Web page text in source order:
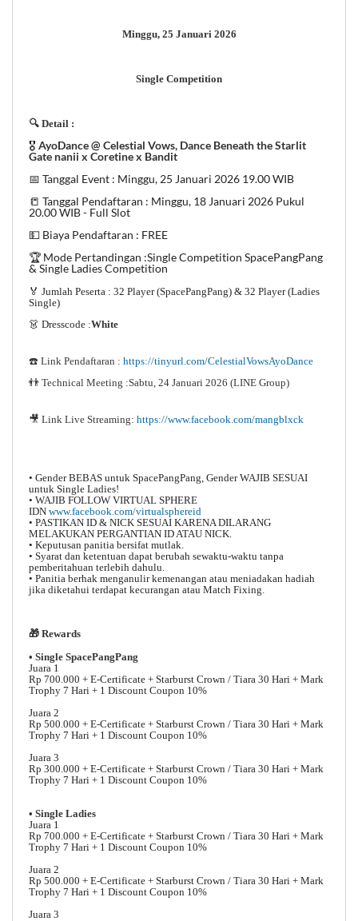
Minggu, 25 Januari 2026
Single Competition
🔍 Detail :
🎖️ AyoDance @ Celestial Vows, Dance Beneath the Starlit
Gate nanii x Coretine x Bandit
📅 Tanggal Event : Minggu, 25 Januari 2026 19.00 WIB
📒 Tanggal Pendaftaran : Minggu, 18 Januari 2026 Pukul
20.00 WIB - Full Slot
💵 Biaya Pendaftaran : FREE
🏆 Mode Pertandingan :Single Competition SpacePangPang
& Single Ladies Competition
🏅 Jumlah Peserta : 32 Player (SpacePangPang) & 32 Player (Ladies
Single)
👗 Dresscode :White
☎️ Link Pendaftaran : https://tinyurl.com/CelestialVowsAyoDance
👬 Technical Meeting :Sabtu, 24 Januari 2026 (LINE Group)
🎥 Link Live Streaming: https://www.facebook.com/mangblxck
• Gender BEBAS untuk SpacePangPang, Gender WAJIB SESUAI
untuk Single Ladies!
• WAJIB FOLLOW VIRTUAL SPHERE
IDN www.facebook.com/virtualsphereid
• PASTIKAN ID & NICK SESUAI KARENA DILARANG
MELAKUKAN PERGANTIAN ID ATAU NICK.
• Keputusan panitia bersifat mutlak.
• Syarat dan ketentuan dapat berubah sewaktu-waktu tanpa
pemberitahuan terlebih dahulu.
• Panitia berhak menganulir kemenangan atau meniadakan hadiah
jika diketahui terdapat kecurangan atau Match Fixing.
🎁 Rewards
• Single SpacePangPang
Juara 1
Rp 700.000 + E-Certificate + Starburst Crown / Tiara 30 Hari + Mark
Trophy 7 Hari + 1 Discount Coupon 10%
Juara 2
Rp 500.000 + E-Certificate + Starburst Crown / Tiara 30 Hari + Mark
Trophy 7 Hari + 1 Discount Coupon 10%
Juara 3
Rp 300.000 + E-Certificate + Starburst Crown / Tiara 30 Hari + Mark
Trophy 7 Hari + 1 Discount Coupon 10%
• Single Ladies
Juara 1
Rp 700.000 + E-Certificate + Starburst Crown / Tiara 30 Hari + Mark
Trophy 7 Hari + 1 Discount Coupon 10%
Juara 2
Rp 500.000 + E-Certificate + Starburst Crown / Tiara 30 Hari + Mark
Trophy 7 Hari + 1 Discount Coupon 10%
Juara 3